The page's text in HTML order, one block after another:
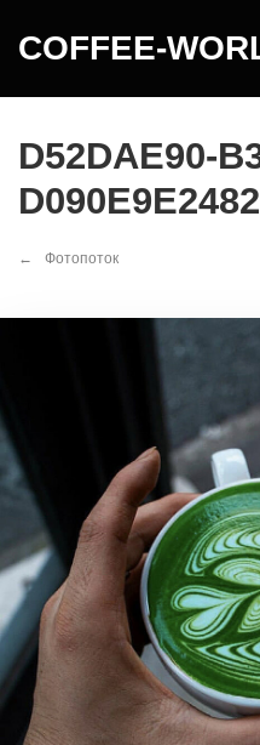
COFFEE-
D52DAE90-
Фотопоток